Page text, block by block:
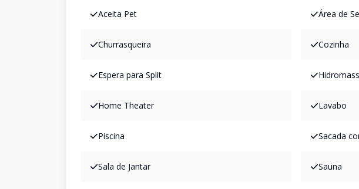
Aceita Pet Área de
Churrasqueira Cozinha
Espera para Split
Home Theater Lavabo
Piscina Sacada
Sala de Jantar Sauna